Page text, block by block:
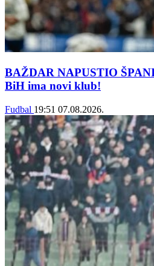
BAŽDAR NAPUSTIO
BiH ima novi klub!
Fudbal 19:51 07.08.2026.